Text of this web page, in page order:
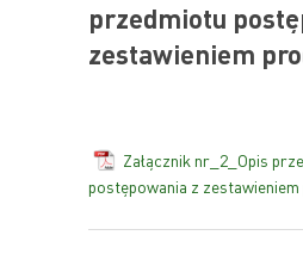
przedmiotu
zestawieniem
Załącznik nr_2_Opis
postępowania z